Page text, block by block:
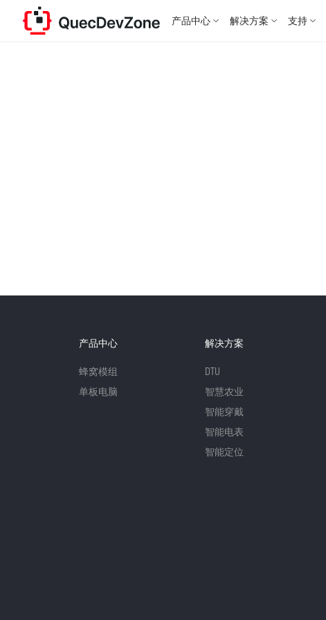
产品中心 解决方案 支持
产品中心
蜂窝模组
单板电脑
解决方案
DTU
智慧农业
智能穿戴
智能电表
智能定位